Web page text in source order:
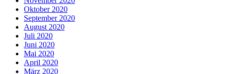
Oktober 2020
September 2020
August 2020
Juli 2020
Juni 2020
Mai 2020
April 2020
März 2020